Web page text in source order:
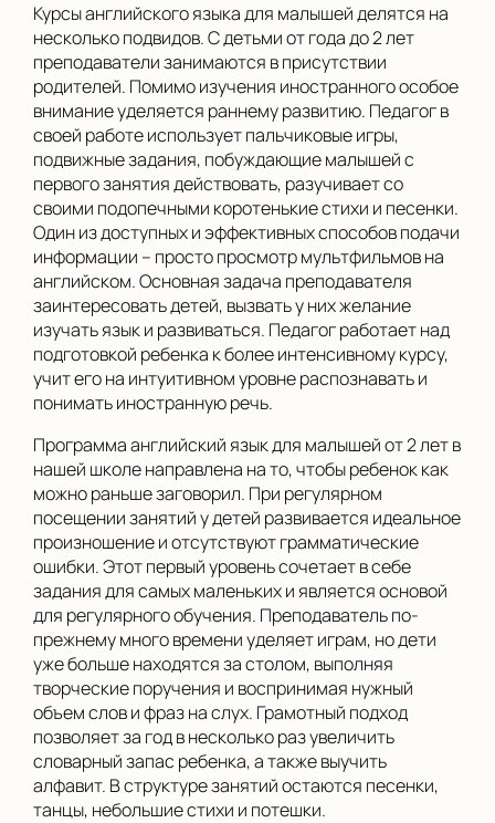
Курсы английского языка для малышей делятся на
несколько подвидов. С детьми от года до 2 лет
преподаватели занимаются в присутствии
родителей. Помимо изучения иностранного особое
внимание уделяется раннему развитию. Педагог в
своей работе использует пальчиковые игры,
подвижные задания, побуждающие малышей с
первого занятия действовать, разучивает со
своими подопечными коротенькие стихи и песенки.
Один из доступных и эффективных способов подачи
информации – просто просмотр мультфильмов на
английском. Основная задача преподавателя
заинтересовать детей, вызвать у них желание
изучать язык и развиваться. Педагог работает над
подготовкой ребенка к более интенсивному курсу,
учит его на интуитивном уровне распознавать и
понимать иностранную речь.
Программа английский язык для малышей от 2 лет в
нашей школе направлена на то, чтобы ребенок как
можно раньше заговорил. При регулярном
посещении занятий у детей развивается идеальное
произношение и отсутствуют грамматические
ошибки. Этот первый уровень сочетает в себе
задания для самых маленьких и является основой
для регулярного обучения. Преподаватель по-
прежнему много времени уделяет играм, но дети
уже больше находятся за столом, выполняя
творческие поручения и воспринимая нужный
объем слов и фраз на слух. Грамотный подход
позволяет за год в несколько раз увеличить
словарный запас ребенка, а также выучить
алфавит. В структуре занятий остаются песенки,
танцы, небольшие стихи и потешки.